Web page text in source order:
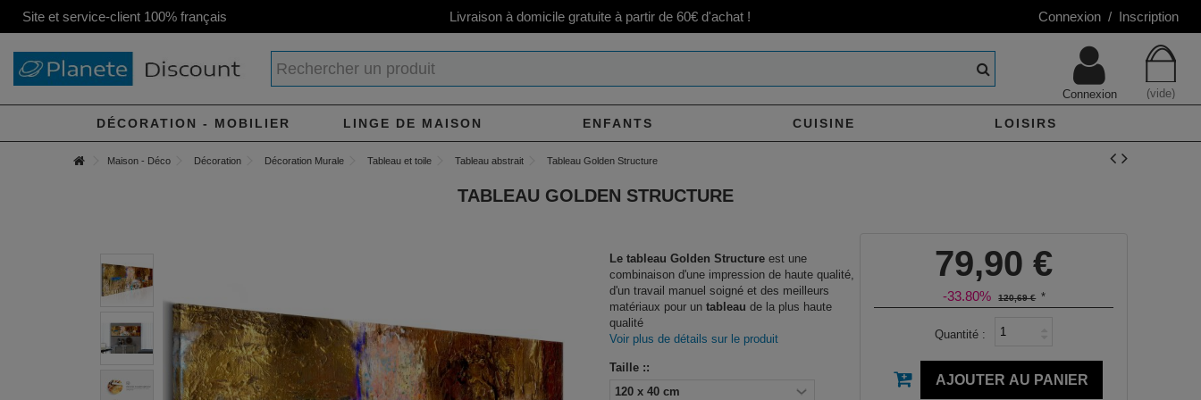
Site et service-client 100% français Livraison à domicile gratuite à partir de 60€ d'achat ! Connexion / Inscription
(vide)
Connexion
DÉCORATION - MOBILIER LINGE DE MAISON ENFANTS CUISINE LOISIRS
Maison - Déco Décoration Décoration Murale Tableau et toile Tableau abstrait Tableau Golden Structure
TABLEAU GOLDEN STRUCTURE
Le tableau Golden Structure est une
combinaison d'une impression de haute qualité,
d'un travail manuel soigné et des meilleurs
matériaux pour un tableau de la plus haute
qualité
Voir plus de détails sur le produit
Taille ::
79,90 €
-33.80% 120,69 € *
Quantité :
AJOUTER AU PANIER